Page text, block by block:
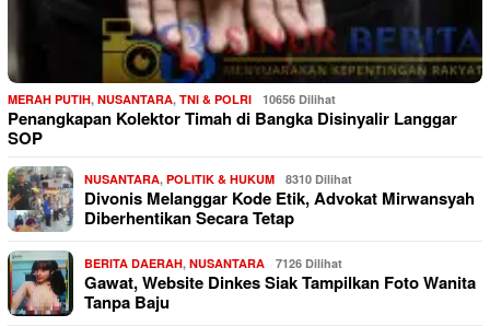
MERAH PUTIH, NUSANTARA, TNI & POLRI 10656 Dilihat
Penangkapan Kolektor Timah di Bangka Disinyalir Langgar
SOP
NUSANTARA, POLITIK & HUKUM 8310 Dilihat
Divonis Melanggar Kode Etik, Advokat Mirwansyah
Diberhentikan Secara Tetap
BERITA DAERAH, NUSANTARA 7126 Dilihat
Gawat, Website Dinkes Siak Tampilkan Foto Wanita
Tanpa Baju